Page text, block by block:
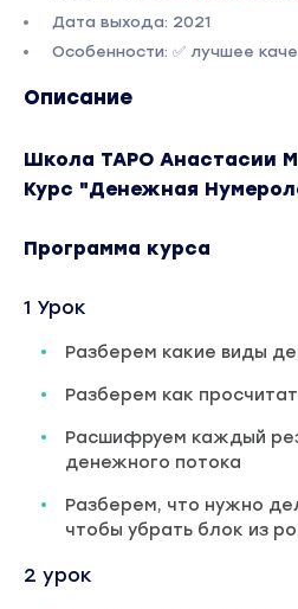
Дата выхода: 2021
Особенности: ✅ лучшее
Описание
Школа ТАРО Анастасии
Курс "Денежная
Программа курса
1 Урок
Разберем какие виды
Разберем как
Расшифруем каждый
денежного потока
Разберем, что нужно
чтобы убрать блок из
2 урок